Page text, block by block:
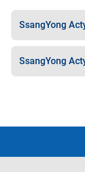
SsangYong
SsangYong